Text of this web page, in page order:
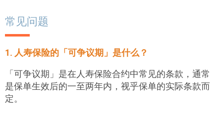
常见问题
1. 人寿保险的「可争议期」是什么？
「可争议期」是在人寿保险合约中常见的条款，通常
是保单生效后的一至两年内，视乎保单的实际条款而
定。